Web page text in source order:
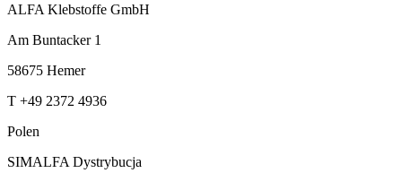
ALFA Klebstoffe GmbH
Am Buntacker 1
58675 Hemer
T +49 2372 4936
Polen
SIMALFA Dystrybucja